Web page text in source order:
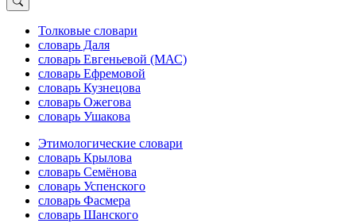
Толковые словари
словарь Даля
словарь Евгеньевой (МАС)
словарь Ефремовой
словарь Кузнецова
словарь Ожегова
словарь Ушакова
Этимологические словари
словарь Крылова
словарь Семёнова
словарь Успенского
словарь Фасмера
словарь Шанского